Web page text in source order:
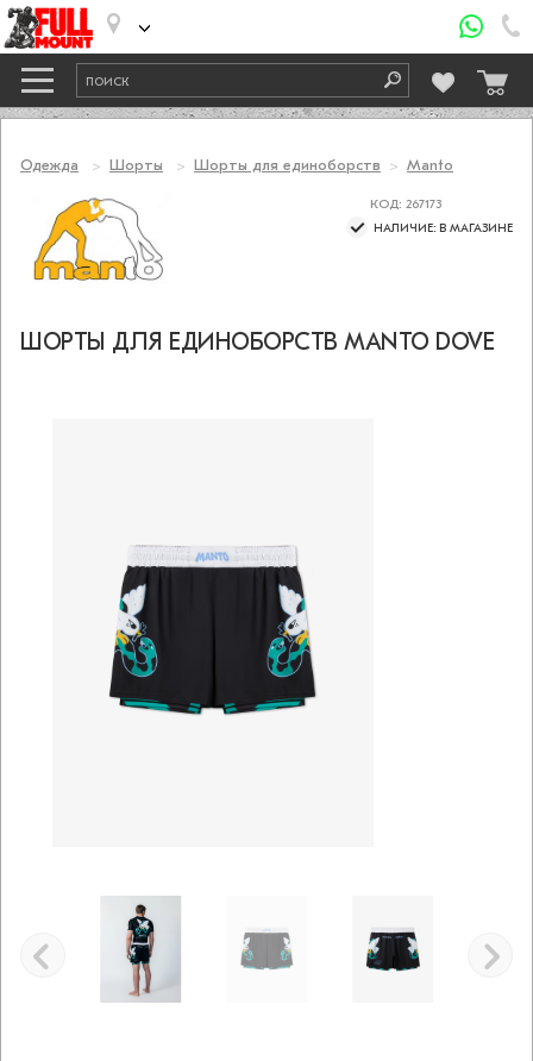
Одежда Шорты Шорты для единоборств Manto
КОД: 267173
НАЛИЧИЕ: В МАГАЗИНЕ
ШОРТЫ ДЛЯ ЕДИНОБОРСТВ MANTO DOVE